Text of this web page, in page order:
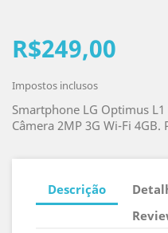
R$249,00
Impostos inclusos
Smartphone LG Optimus
Câmera 2MP 3G Wi-Fi 4GB.
Descrição